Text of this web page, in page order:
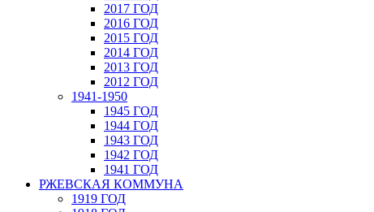
2017 ГОД
2016 ГОД
2015 ГОД
2014 ГОД
2013 ГОД
2012 ГОД
1941-1950
1945 ГОД
1944 ГОД
1943 ГОД
1942 ГОД
1941 ГОД
РЖЕВСКАЯ КОММУНА
1919 ГОД